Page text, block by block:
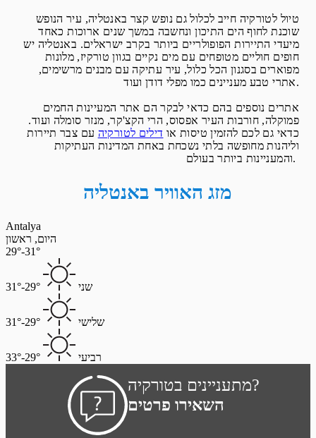
טיול לטורקיה חייב לכלול גם נופש קצר באנטליה, עיר הנופש
שוכנת לחוף הים התיכון ונחשבה במשך שנים ארוכות כאחד
מיעדי התיירות הפופולריים ביותר בקרב ישראלים. באנטליה יש
חופים חוליים מטופחים עם מים נקיים בגוון טורקיז, מלונות
מפוארים בסגנון הכל כלול, עיר עתיקה עם מבנים מרשימים,
אתרי טבע מעניינים כמו מפלי דודן ועוד.
אתרים נוספים בהם כדאי לבקר הם אתר המעיינות החמים
פמוקלה, חורבות העיר אפסוס, הרי הקצ'קר, מנזר סומלה ועוד.
כדאי גם לכם להזמין טיסות או דילים לטורקיה עם צבר תיירות
וליהנות מחופשה בלתי נשכחת באחת המדינות העתיקות
והמעניינות ביותר בעולם.
מזג האוויר באנטליה
Antalya
היום, ראשון
29°-31°
שני 29°-31°
שלישי 29°-31°
רביעי 29°-33°
מתעניינים בטורקיה?
השאירו פרטים